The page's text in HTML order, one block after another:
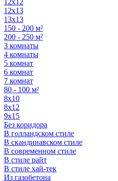
12х13
13х13
150 - 200 м²
200 - 250 м²
3 комнаты
4 комнаты
5 комнат
6 комнат
7 комнат
80 - 100 м²
8х10
8х12
9х15
Без коридора
В голландском стиле
В скандинавском стиле
В современном стиле
В стиле райт
В стиле хай-тек
Из газобетона